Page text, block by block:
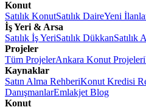
Konut
Satılık KonutSatılık DaireYeni
İş Yeri & Arsa
Satılık İş YeriSatılık DükkanSatılık
Projeler
Tüm ProjelerAnkara Konut Projeleri
Kaynaklar
Satın Alma RehberiKonut Kredisi
DanışmanlarEmlakjet Blog
Konut